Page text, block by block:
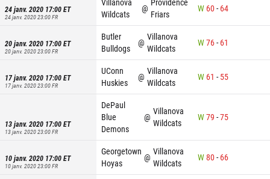
24 janv. 2020 17:00ET
24 janv. 2020 23:00FR
Wildcats
@
Friars
W 60- 64
20 janv. 2020 17:00ET
20 janv. 2020 23:00FR
Butler
Bulldogs
@
Villanova
Wildcats
W76- 61
17 janv. 2020 17:00ET
17 janv. 2020 23:00FR
UConn
Huskies
@
Villanova
Wildcats
W 61 - 55
13 janv. 2020 17:00ET
13 janv. 2020 23:00FR
DePaul
Blue
Demons
@
Villanova
Wildcats
W79 -75
10 janv. 2020 17:00ET
10 janv. 2020 23:00FR
Georgetown
Hoyas
@
Villanova
Wildcats
W80- 66